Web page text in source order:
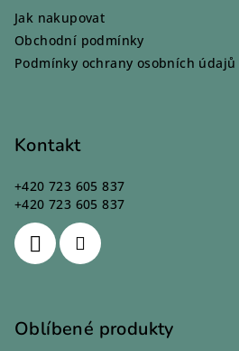
Jak nakupovat
Obchodní podmínky
Podmínky ochrany osobních údajů
Kontakt
+420 723 605 837
+420 723 605 837
Oblíbené produkty